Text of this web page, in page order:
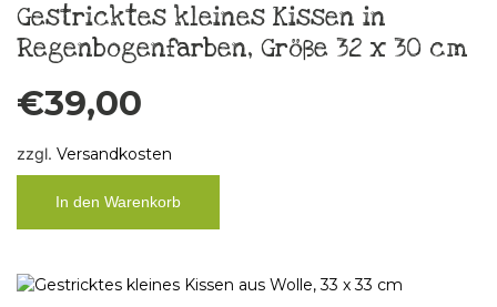
Gestricktes kleines Kissen in
Regenbogenfarben, Größe 32 x 30 cm
€39,00
zzgl. Versandkosten
In den Warenkorb